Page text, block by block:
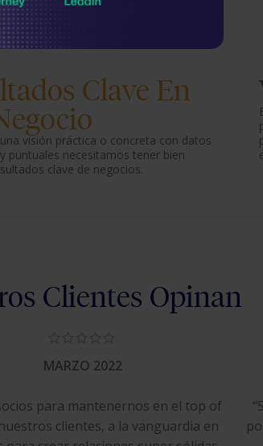
Clave En
visión práctica o concreta con datos
puntuales necesitamos tener bien
clave de negocios.
Clientes Opinan
MARZO 2022
para mantenernos en el top of
clientes, a la vanguardia en